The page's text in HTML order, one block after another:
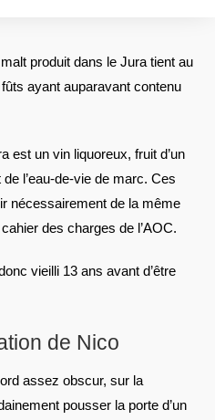
produit dans le Jura tient au
ayant auparavant contenu
est un vin liquoreux, fruit d’un
l’eau-de-vie de marc. Ces
nécessairement de la même
des charges de l’AOC.
vieilli 13 ans avant d’être
de Nico
assez obscur, sur la
pousser la porte d’un